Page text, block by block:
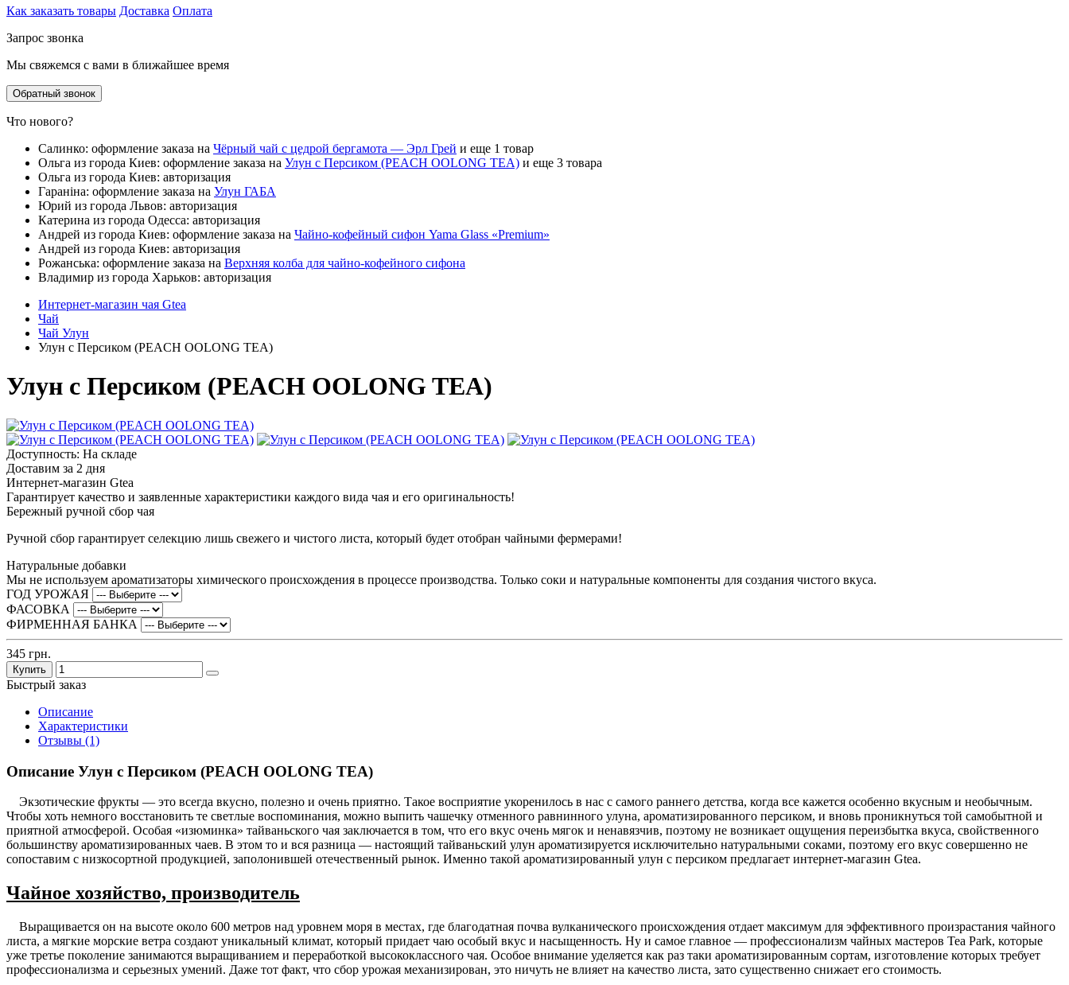
Как заказать товары Доставка Оплата
Запрос звонка
Мы свяжемся с вами в ближайшее время
Обратный звонок
Что нового?
Салинко: оформление заказа на Чёрный чай с цедрой бергамота — Эрл Грей и еще 1 товар
Ольга из города Киев: оформление заказа на Улун с Персиком (PEACH OOLONG TEA) и еще 3 товара
Ольга из города Киев: авторизация
Гараніна: оформление заказа на Улун ГАБА
Юрий из города Львов: авторизация
Катерина из города Одесса: авторизация
Андрей из города Киев: оформление заказа на Чайно-кофейный сифон Yama Glass «Premium»
Андрей из города Киев: авторизация
Рожанська: оформление заказа на Верхняя колба для чайно-кофейного сифона
Владимир из города Харьков: авторизация
Интернет-магазин чая Gtea
Чай
Чай Улун
Улун с Персиком (PEACH OOLONG TEA)
Улун с Персиком (PEACH OOLONG TEA)
Доступность: На складе
Доставим за 2 дня
Интернет-магазин Gtea
Гарантирует качество и заявленные характеристики каждого вида чая и его оригинальность!
Бережный ручной сбор чая
Ручной сбор гарантирует селекцию лишь свежего и чистого листа, который будет отобран чайными фермерами!
Натуральные добавки
Мы не используем ароматизаторы химического происхождения в процессе производства. Только соки и натуральные компоненты для создания чистого вкуса.
ГОД УРОЖАЯ
ФАСОВКА
ФИРМЕННАЯ БАНКА
345 грн.
Купить
Быстрый заказ
Описание
Характеристики
Отзывы (1)
Описание Улун с Персиком (PEACH OOLONG TEA)
Экзотические фрукты — это всегда вкусно, полезно и очень приятно. Такое восприятие укоренилось в нас с самого раннего детства, когда все кажется особенно вкусным и необычным.
Чтобы хоть немного восстановить те светлые воспоминания, можно выпить чашечку отменного равнинного улуна, ароматизированного персиком, и вновь проникнуться той самобытной и
приятной атмосферой. Особая «изюминка» тайваньского чая заключается в том, что его вкус очень мягок и ненавязчив, поэтому не возникает ощущения переизбытка вкуса, свойственного
большинству ароматизированных чаев. В этом то и вся разница — настоящий тайваньский улун ароматизируется исключительно натуральными соками, поэтому его вкус совершенно не
сопоставим с низкосортной продукцией, заполонившей отечественный рынок. Именно такой ароматизированный улун с персиком предлагает интернет-магазин Gtea.
Чайное хозяйство, производитель
Выращивается он на высоте около 600 метров над уровнем моря в местах, где благодатная почва вулканического происхождения отдает максимум для эффективного произрастания чайного
листа, а мягкие морские ветра создают уникальный климат, который придает чаю особый вкус и насыщенность. Ну и самое главное — профессионализм чайных мастеров Tea Park, которые
уже третье поколение занимаются выращиванием и переработкой высококлассного чая. Особое внимание уделяется как раз таки ароматизированным сортам, изготовление которых требует
профессионализма и серьезных умений. Даже тот факт, что сбор урожая механизирован, это ничуть не влияет на качество листа, зато существенно снижает его стоимость.